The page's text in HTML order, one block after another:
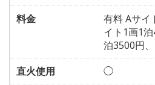
料金
有料 Aサイ
イト1画1
泊3500円
直火使用
◯